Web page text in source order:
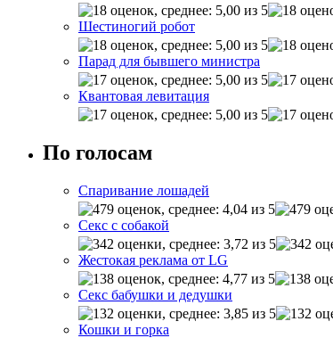
Шестиногий робот
Парад для бывшего министра
Квантовая левитация
По голосам
Спаривание лошадей
Секс с собакой
Жестокая реклама от LG
Секс бабушки и дедушки
Кошки и горка